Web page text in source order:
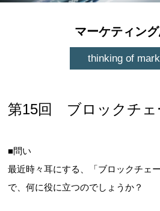
マーケティン
thinking of
第15回 ブロックチ
■問い
最近時々耳にする、「ブロックチェ
で、何に役に立つのでしょうか？